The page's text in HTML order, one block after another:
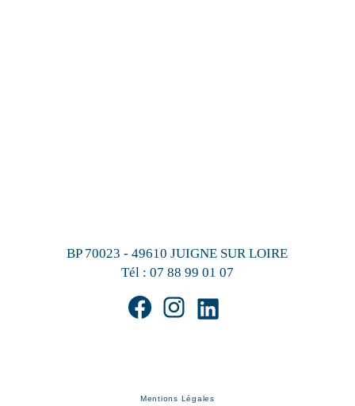
BP 70023 - 49610 JUIGNE SUR LOIRE
Tél : 07 88 99 01 07
Mentions Légales